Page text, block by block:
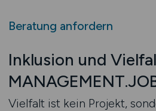
Beratung anfordern
Inklusion und
Vielfalt ist kein Projekt,